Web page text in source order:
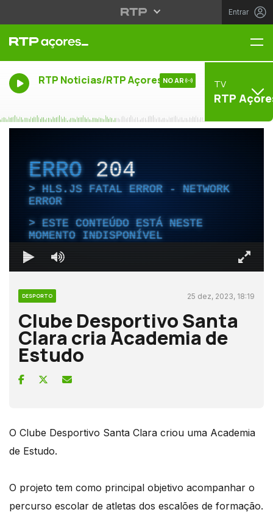
Entrar
RTP Noticias/RTP Açores NO AR TV
RTP
ERRO204
HLS.JS FATAL ERROR - NETWORK
ERROR
ESTE CONTEÚDO ESTÁ NESTE
MOMENTO INDISPONÍVEL
DESPORTO 25 dez, 2023, 18:19
Clube Desportivo Santa
Clara cria Academia de
Estudo
O Clube Desportivo Santa Clara criou uma Academia
de Estudo.
O projeto tem como principal objetivo acompanhar o
percurso escolar de atletas dos escalões de formação.